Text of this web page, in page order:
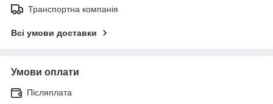
Транспортна компанія
Всі умови доставки
Умови оплати
Післяплата